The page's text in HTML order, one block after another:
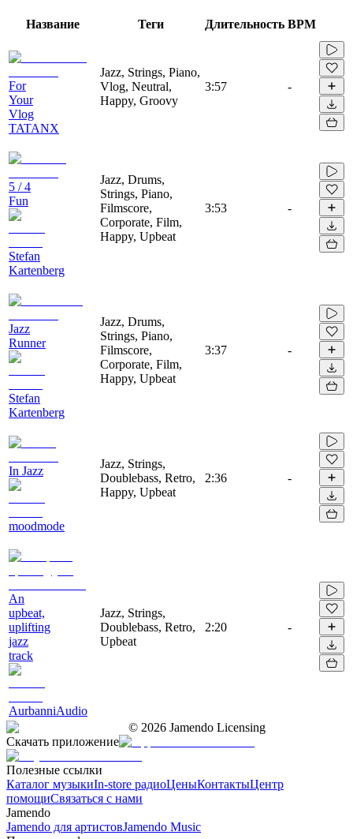
Название Теги Длительность BPM
For
Your
Vlog
TATANX
Jazz, Strings, Piano,
Vlog, Neutral,
Happy, Groovy
3:57 -
5 / 4
Fun
Stefan
Kartenberg
Jazz, Drums,
Strings, Piano,
Filmscore,
Corporate, Film,
Happy, Upbeat
3:53 -
Jazz
Runner
Stefan
Kartenberg
Jazz, Drums,
Strings, Piano,
Filmscore,
Corporate, Film,
Happy, Upbeat
3:37 -
In Jazz
moodmode
Jazz, Strings,
Doublebass, Retro,
Happy, Upbeat
2:36 -
An
upbeat,
uplifting
jazz
track
AurbanniAudio
Jazz, Strings,
Doublebass, Retro,
Upbeat
2:20 -
© 2026 Jamendo Licensing
Скачать приложение
Полезные ссылки
Каталог музыкиIn-store радиоЦеныКонтактыЦентр
помощиСвязаться с нами
Jamendo
Jamendo для артистовJamendo Music